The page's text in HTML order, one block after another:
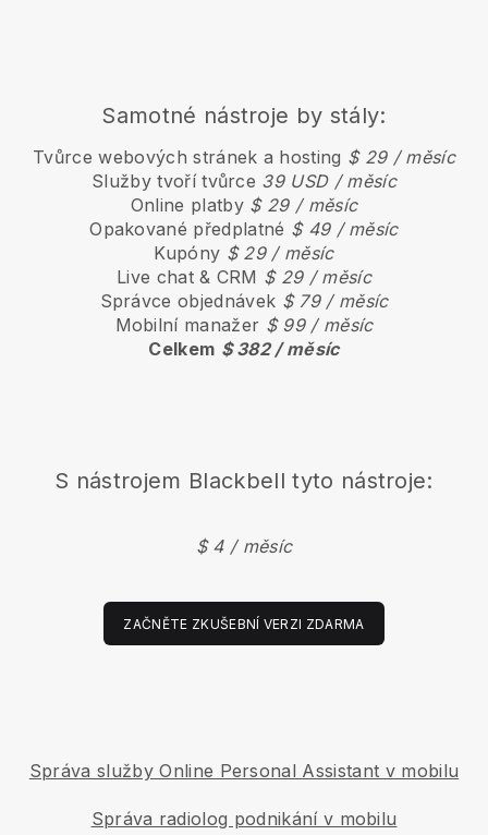
Samotné nástroje by stály:
Tvůrce webových stránek a hosting $ 29 / měsíc
Služby tvoří tvůrce 39 USD / měsíc
Online platby $ 29 / měsíc
Opakované předplatné $ 49 / měsíc
Kupóny $ 29 / měsíc
Live chat & CRM $ 29 / měsíc
Správce objednávek $ 79 / měsíc
Mobilní manažer $ 99 / měsíc
Celkem $ 382 / měsíc
S nástrojem Blackbell tyto nástroje:
$ 4 / měsíc
ZAČNĚTE ZKUŠEBNÍ VERZI ZDARMA
Správa služby Online Personal Assistant v mobilu
Správa radiolog podnikání v mobilu